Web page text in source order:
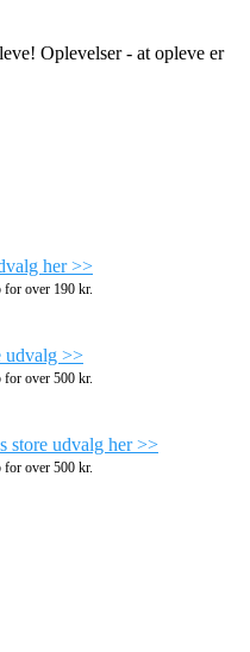
Oplevelser - at opleve er
her >>
for over 190 kr.
udvalg >>
for over 500 kr.
store udvalg her >>
for over 500 kr.